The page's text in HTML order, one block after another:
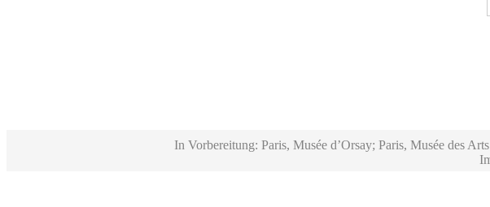
In Vorbereitung: Paris, Musée d’Orsay; Paris, Musée des